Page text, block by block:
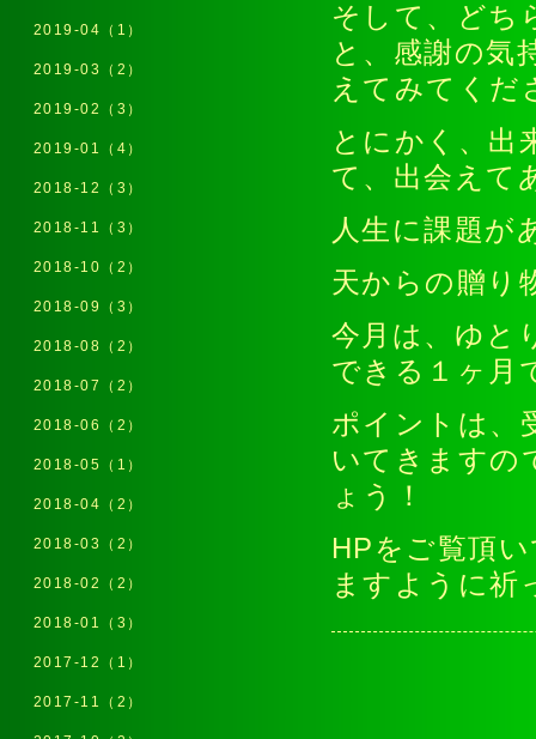
そして、どち
と、感謝の気
えてみてくだ
とにかく、出
て、出会えて
人生に課題が
天からの贈り
今月は、ゆと
できる１ヶ月
ポイントは、
いてきますの
ょう！
HPをご覧頂
ますように祈
2019-04（1）
2019-03（2）
2019-02（3）
2019-01（4）
2018-12（3）
2018-11（3）
2018-10（2）
2018-09（3）
2018-08（2）
2018-07（2）
2018-06（2）
2018-05（1）
2018-04（2）
2018-03（2）
2018-02（2）
2018-01（3）
2017-12（1）
2017-11（2）